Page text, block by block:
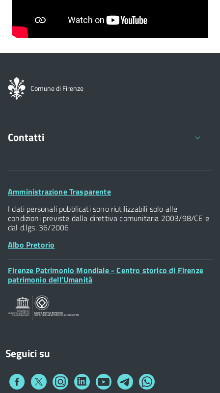
Comune di Firenze
Contatti
Comune di Firenze
Palazzo Vecchio
Piazza della Signoria - 50122, Firenze
P.IVA 01307110484
Posta Elettronica Certificata
Footer
Amministrazione Trasparente
I dati personali pubblicati sono riutilizzabili solo alle
condizioni previste dalla direttiva comunitaria 2003/98/CE e
dal d.lgs. 36/2006
Albo Pretorio
Footer
Widget
Firenze Patrimonio Mondiale - Centro storico di Firenze
patrimonio dell’Umanità
Seguici su
Collegamento
Collegamento
a
Collegamento
a
Collegamento
a
Collegamento
a
Collegamento
a
Collegamento
a